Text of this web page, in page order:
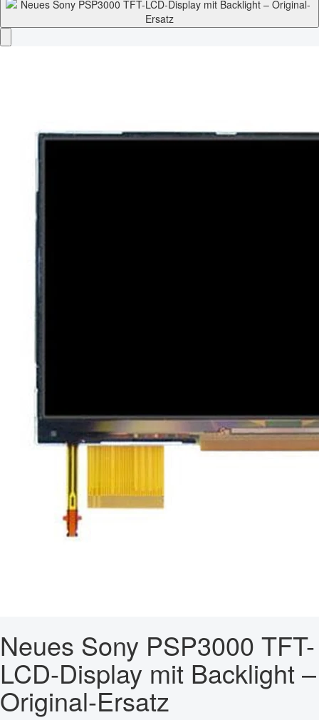
Neues Sony PSP3000 TFT-
LCD-Display mit Backlight –
Original-Ersatz